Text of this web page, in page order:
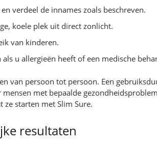
verdeel de innames zoals beschreven.
koele plek uit direct zonlicht.
van kinderen.
u allergieën heeft of een medische
van persoon tot persoon. Een
met bepaalde
starten met Slim Sure.
resultaten